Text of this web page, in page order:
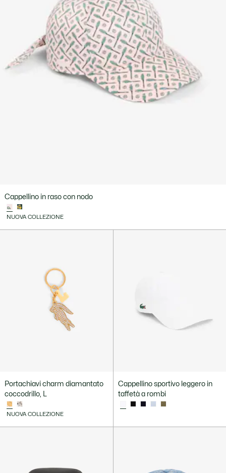
Cappellino in raso con nodo
NUOVA COLLEZIONE
Portachiavi charm diamantato
coccodrillo, L
NUOVA COLLEZIONE
Cappellino sportivo leggero in
taffetà a rombi